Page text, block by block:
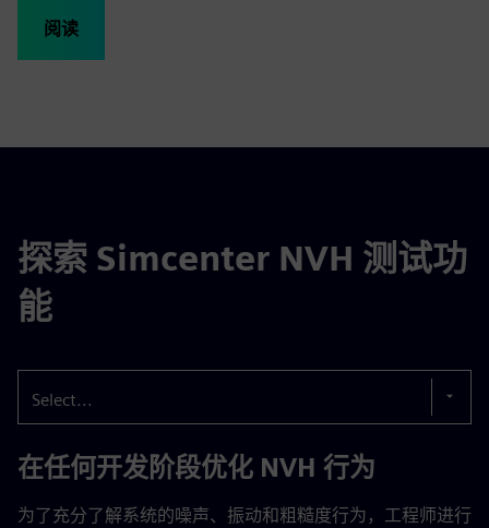
阅读
探索 Simcenter NVH 测试功
能
Select...
在任何开发阶段优化 NVH 行为
为了充分了解系统的噪声、振动和粗糙度行为，工程师进行